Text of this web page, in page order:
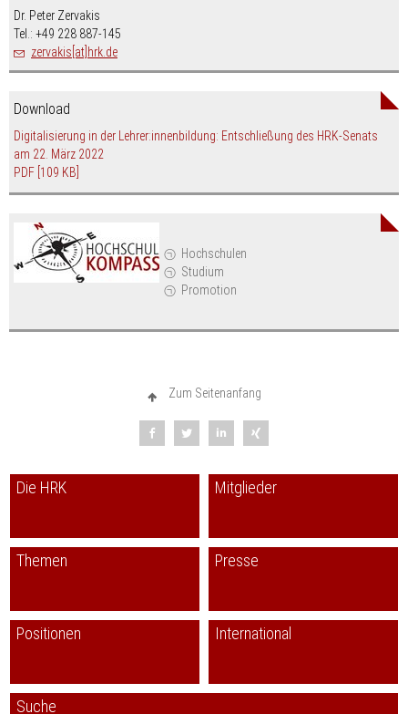
Hochschulen
Studium
Promotion
Dr. Peter Zervakis
Tel.: +49 228 887-145
zervakis[at]hrk.de
Download
Digitalisierung in der Lehrer:innenbildung: Entschließung des HRK-Senats
am 22. März 2022
PDF [109 KB]
Zum Seitenanfang
Die HRK Mitglieder
Themen Presse
Positionen International
Suche